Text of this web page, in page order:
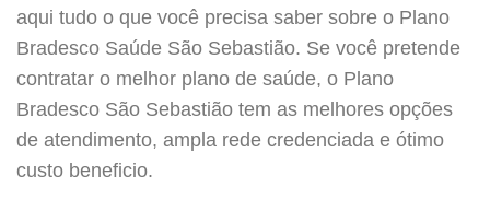
aqui tudo o que você precisa saber sobre o Plano
Bradesco Saúde São Sebastião. Se você pretende
contratar o melhor plano de saúde, o Plano
Bradesco São Sebastião tem as melhores opções
de atendimento, ampla rede credenciada e ótimo
custo beneficio.